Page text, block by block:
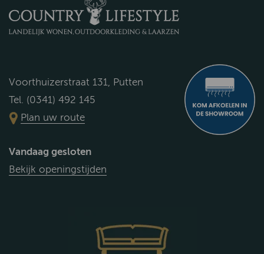
Voorthuizerstraat 131, Putten
Tel. (0341) 492 145
Plan uw route
Vandaag gesloten
Bekijk openingstijden